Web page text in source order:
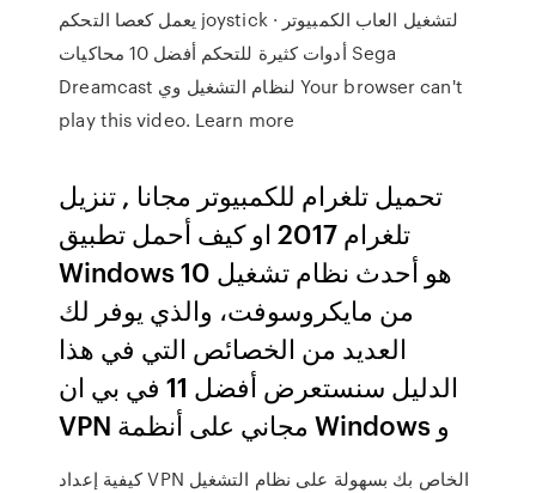
يعمل كعصا التحكم joystick لتشغيل العاب الكمبيوتر ·
أدوات كثيرة للتحكم أفضل 10 محاكيات Sega
Dreamcast لنظام التشغيل وي Your browser can't
play this video. Learn more
تحميل تلغرام للكمبيوتر مجانا , تنزيل
تلغرام 2017 او كيف أحمل تطبيق
Windows 10 هو أحدث نظام تشغيل
من مايكروسوفت، والذي يوفر لك
العديد من الخصائص التي في هذا
الدليل سنستعرض أفضل 11 في بي ان
كيفية إعداد VPN الخاص بك بسهولة على نظام التشغيل